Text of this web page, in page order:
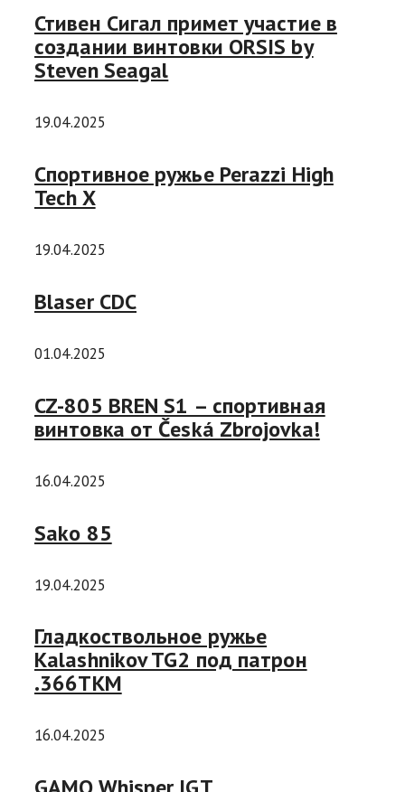
Стивен Сигал примет участие в
создании винтовки ORSIS by
Steven Seagal
19.04.2025
Спортивное ружье Perazzi High
Tech X
19.04.2025
Blaser CDC
01.04.2025
CZ-805 BREN S1 – спортивная
винтовка от Česká Zbrojovka!
16.04.2025
Sako 85
19.04.2025
Гладкоствольное ружье
Kalashnikov TG2 под патрон
.366ТКМ
16.04.2025